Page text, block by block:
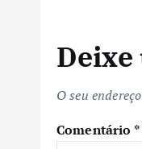
O seu
Comentário *